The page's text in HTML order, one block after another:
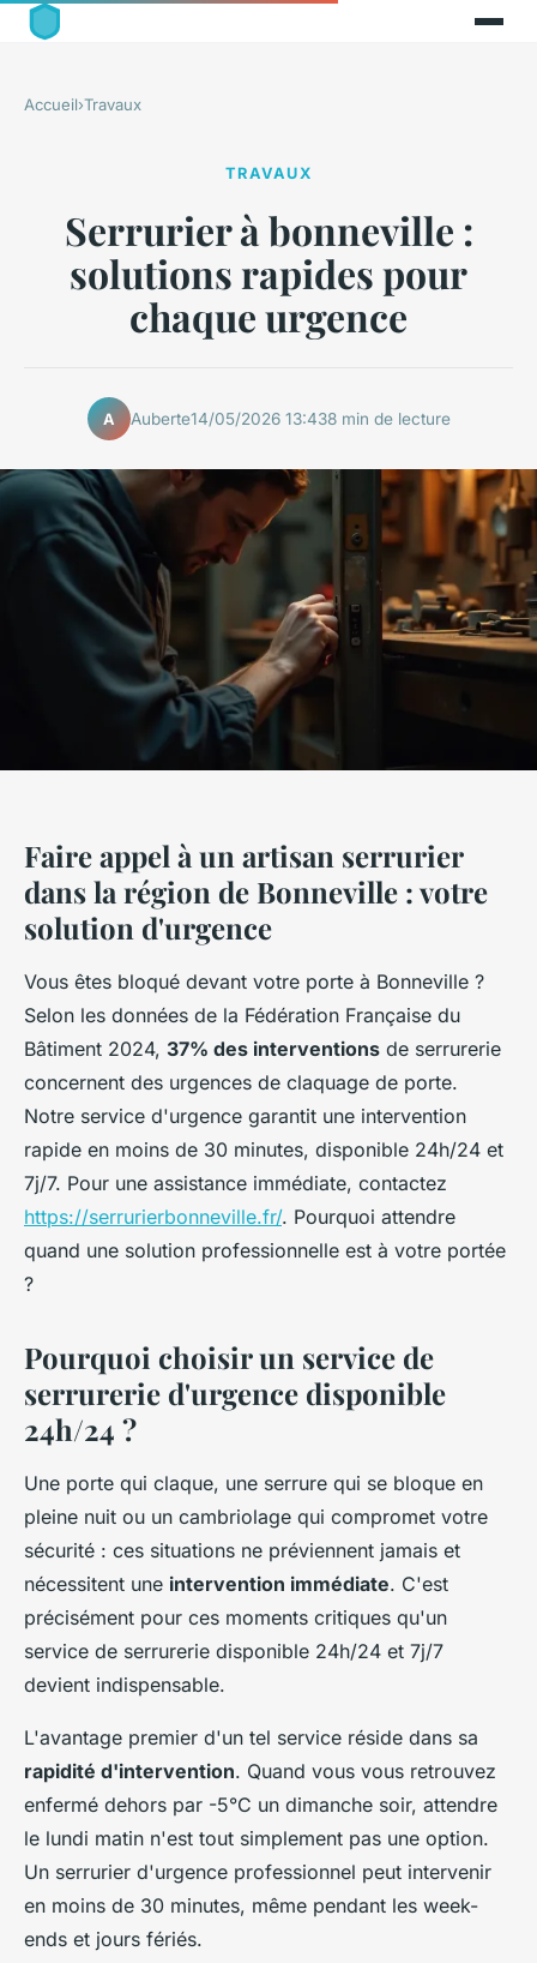
Accueil›Travaux
TRAVAUX
Serrurier à bonneville :
solutions rapides pour
chaque urgence
A Auberte14/05/2026 13:438 min de lecture
Faire appel à un artisan serrurier
dans la région de Bonneville : votre
solution d'urgence
Vous êtes bloqué devant votre porte à Bonneville ?
Selon les données de la Fédération Française du
Bâtiment 2024, 37% des interventions de serrurerie
concernent des urgences de claquage de porte.
Notre service d'urgence garantit une intervention
rapide en moins de 30 minutes, disponible 24h/24 et
7j/7. Pour une assistance immédiate, contactez
https://serrurierbonneville.fr/. Pourquoi attendre
quand une solution professionnelle est à votre portée
?
Pourquoi choisir un service de
serrurerie d'urgence disponible
24h/24 ?
Une porte qui claque, une serrure qui se bloque en
pleine nuit ou un cambriolage qui compromet votre
sécurité : ces situations ne préviennent jamais et
nécessitent une intervention immédiate. C'est
précisément pour ces moments critiques qu'un
service de serrurerie disponible 24h/24 et 7j/7
devient indispensable.
L'avantage premier d'un tel service réside dans sa
rapidité d'intervention. Quand vous vous retrouvez
enfermé dehors par -5°C un dimanche soir, attendre
le lundi matin n'est tout simplement pas une option.
Un serrurier d'urgence professionnel peut intervenir
en moins de 30 minutes, même pendant les week-
ends et jours fériés.